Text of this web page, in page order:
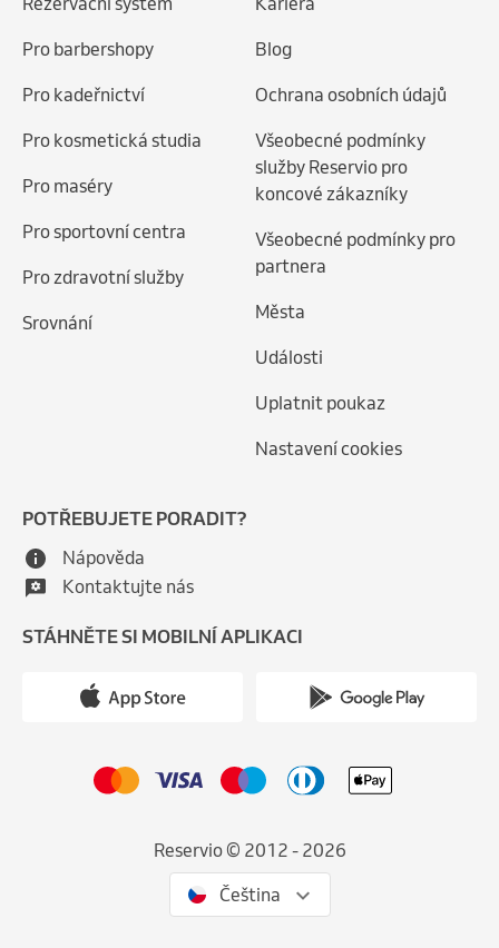
Pro barbershopy
Pro kadeřnictví
Pro kosmetická studia
Pro maséry
Pro sportovní centra
Pro zdravotní služby
Srovnání
Blog
Ochrana osobních údajů
Všeobecné podmínky
služby Reservio pro
koncové zákazníky
Všeobecné podmínky pro
partnera
Města
Události
Uplatnit poukaz
Nastavení cookies
POTŘEBUJETE PORADIT?
Nápověda
Kontaktujte nás
STÁHNĚTE SI MOBILNÍ APLIKACI
Reservio © 2012 - 2026
Čeština